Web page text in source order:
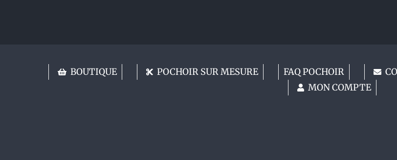
BOUTIQUE POCHOIR SUR MESURE FAQ POCHOIR
MON COMPTE